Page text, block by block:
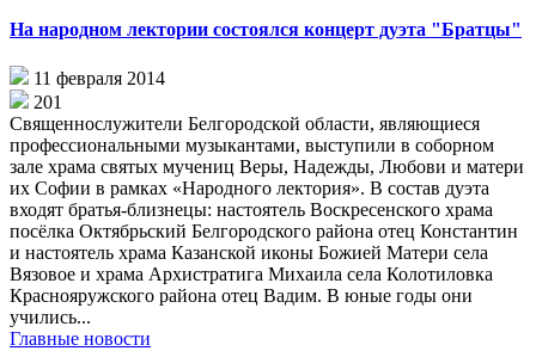
На народном лектории состоялся концерт дуэта "Братцы"
11 февраля 2014
201
Священнослужители Белгородской области, являющиеся
профессиональными музыкантами, выступили в соборном
зале храма святых мучениц Веры, Надежды, Любови и матери
их Софии в рамках «Народного лектория». В состав дуэта
входят братья-близнецы: настоятель Воскресенского храма
посёлка Октябрьский Белгородского района отец Константин
и настоятель храма Казанской иконы Божией Матери села
Вязовое и храма Архистратига Михаила села Колотиловка
Краснояружского района отец Вадим. В юные годы они
учились...
Главные новости